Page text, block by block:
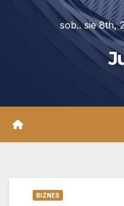
sob.. sie 8th,
BIZNES